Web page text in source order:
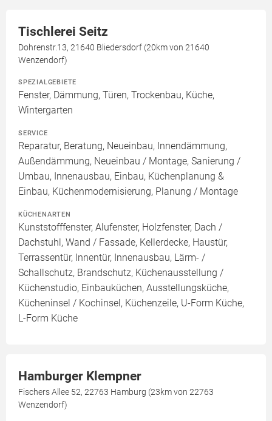
Tischlerei Seitz
Dohrenstr.13, 21640 Bliedersdorf (20km von 21640
Wenzendorf)
SPEZIALGEBIETE
Fenster, Dämmung, Türen, Trockenbau, Küche,
Wintergarten
SERVICE
Reparatur, Beratung, Neueinbau, Innendämmung,
Außendämmung, Neueinbau / Montage, Sanierung /
Umbau, Innenausbau, Einbau, Küchenplanung &
Einbau, Küchenmodernisierung, Planung / Montage
KÜCHENARTEN
Kunststofffenster, Alufenster, Holzfenster, Dach /
Dachstuhl, Wand / Fassade, Kellerdecke, Haustür,
Terrassentür, Innentür, Innenausbau, Lärm- /
Schallschutz, Brandschutz, Küchenausstellung /
Küchenstudio, Einbauküchen, Ausstellungsküche,
Kücheninsel / Kochinsel, Küchenzeile, U-Form Küche,
L-Form Küche
Hamburger Klempner
Fischers Allee 52, 22763 Hamburg (23km von 22763
Wenzendorf)